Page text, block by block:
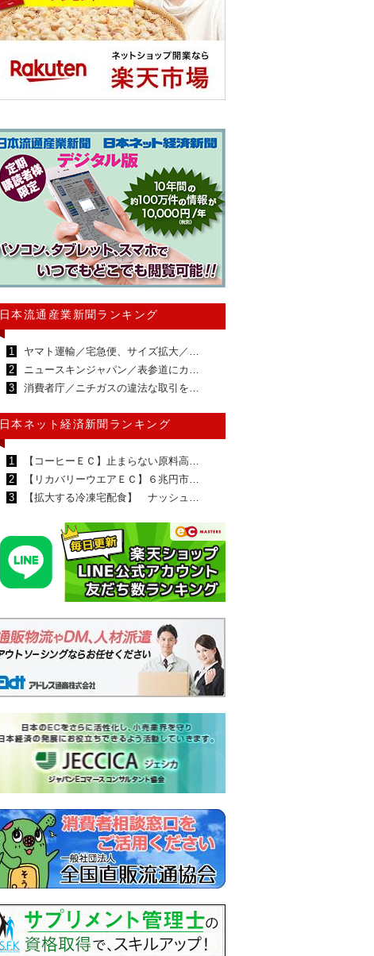
日本流通産業新聞ランキング
1
ヤマト運輸／宅急便、サイズ拡大／…
2
ニュースキンジャパン／表参道にカ…
3
消費者庁／ニチガスの違法な取引を…
日本ネット経済新聞ランキング
1
【コーヒーＥＣ】止まらない原料高…
2
【リカバリーウエアＥＣ】６兆円市…
3
【拡大する冷凍宅配食】 ナッシュ…